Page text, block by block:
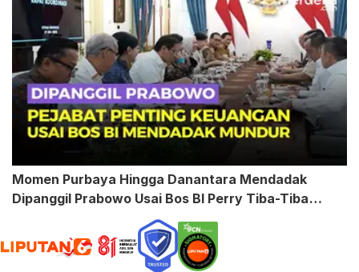
Momen Purbaya Hingga Danantara Mendadak
Dipanggil Prabowo Usai Bos BI Perry Tiba-Tiba